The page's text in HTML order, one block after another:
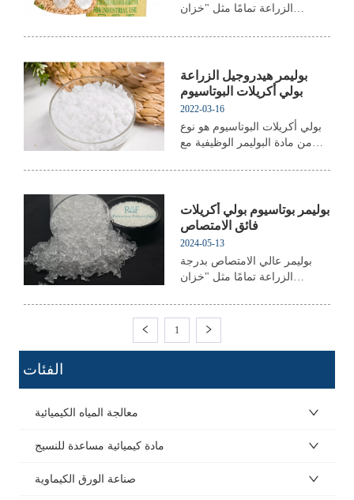
الزراعة تمامًا مثل "خزان
وأطلق الماء مرة أخرى عندما
بوليمر هيدروجيل الزراعة
بولي أكريلات البوتاسيوم
2022-03-16
بولي أكريلات البوتاسيوم هو نوع
من مادة البوليمر الوظيفية مع
الإفراج المتكرر للمياه ،
الفلاحون بـ "الخزان الصغير". في
الوقت نفسه ، يمكنه أيضًا
امتصاص الأسمدة ومبيدات الآفات
بوليمر بوتاسيوم بولي أكريلات
فائق الامتصاص
2024-05-13
بوليمر عالي الامتصاص بدرجة
الزراعة تمامًا مثل "خزان
وأطلق الماء مرة أخرى عندما
1
ㅤ الفئات
معالجة المياه الكيميائية
مادة كيميائية مساعدة للنسيج
صناعة الورق الكيماوية